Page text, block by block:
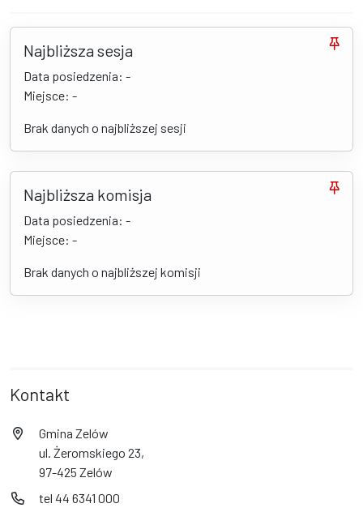
Najbliższa sesja
Data posiedzenia: -
Miejsce: -
Brak danych o najbliższej sesji
Najbliższa komisja
Data posiedzenia: -
Miejsce: -
Brak danych o najbliższej komisji
Kontakt
Gmina Zelów
ul. Żeromskiego 23,
97-425 Zelów
tel 44 6341 000